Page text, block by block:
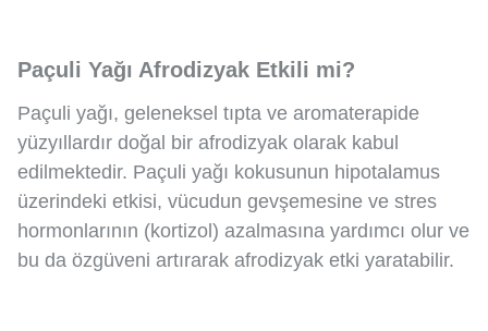
Paçuli Yağı Afrodizyak Etkili mi?
Paçuli yağı, geleneksel tıpta ve aromaterapide
yüzyıllardır doğal bir afrodizyak olarak kabul
edilmektedir. Paçuli yağı kokusunun hipotalamus
üzerindeki etkisi, vücudun gevşemesine ve stres
hormonlarının (kortizol) azalmasına yardımcı olur ve
bu da özgüveni artırarak afrodizyak etki yaratabilir.